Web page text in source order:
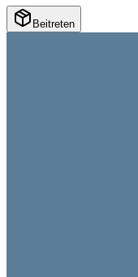
Beitreten